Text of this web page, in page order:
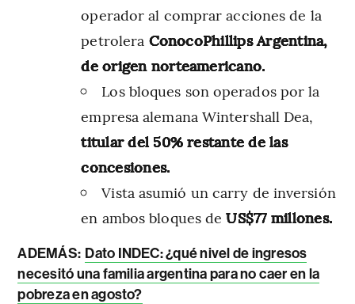
operador al comprar acciones de la
petrolera ConocoPhillips Argentina,
de origen norteamericano.
Los bloques son operados por la
empresa alemana Wintershall Dea,
titular del 50% restante de las
concesiones.
Vista asumió un carry de inversión
en ambos bloques deUS$77 millones.
ADEMÁS: Dato INDEC: ¿qué nivel de ingresos
necesitó una familia argentina para no caer en la
pobreza en agosto?